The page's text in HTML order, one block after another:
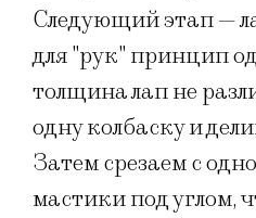
Следующий этап —
для "рук" принцип
толщина лап не
одну колбаску и
Затем срезаем с
мастики под углом,